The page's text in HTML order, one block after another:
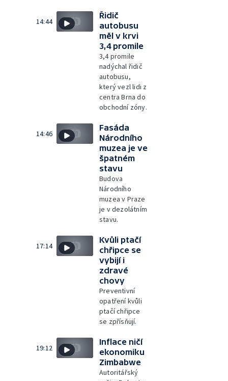
14:44
Řidič
autobusu
měl v krvi
3,4 promile
3,4 promile
nadýchal řidič
autobusu,
který vezl lidi z
centra Brna do
obchodní zóny.
14:46
Fasáda
Národního
muzea je ve
špatném
stavu
Budova
Národního
muzea v Praze
je v dezolátním
stavu.
17:14
Kvůli ptačí
chřipce se
vybijí i
zdravé
chovy
Preventivní
opatření kvůli
ptačí chřipce
se zpřísňují.
19:12
Inflace ničí
ekonomiku
Zimbabwe
Autoritářský